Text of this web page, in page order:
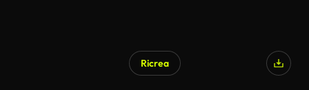
Ricrea